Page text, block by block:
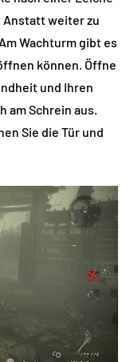
Anstatt weiter zu
Wachturm gibt es
können. Öffne
und Ihren
am Schrein aus.
Sie die Tür und